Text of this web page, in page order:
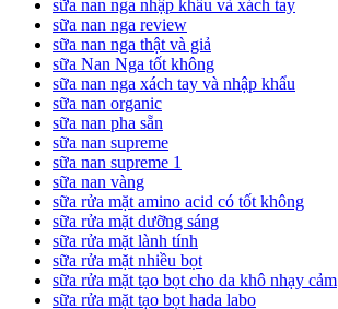
sữa nan nga nhập khẩu và xách tay
sữa nan nga review
sữa nan nga thật và giả
sữa Nan Nga tốt không
sữa nan nga xách tay và nhập khẩu
sữa nan organic
sữa nan pha sẵn
sữa nan supreme
sữa nan supreme 1
sữa nan vàng
sữa rửa mặt amino acid có tốt không
sữa rửa mặt dưỡng sáng
sữa rửa mặt lành tính
sữa rửa mặt nhiều bọt
sữa rửa mặt tạo bọt cho da khô nhạy cảm
sữa rửa mặt tạo bọt hada labo